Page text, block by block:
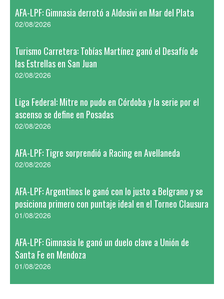
AFA-LPF: Gimnasia derrotó a Aldosivi en Mar del Plata
02/08/2026
Turismo Carretera: Tobías Martínez ganó el Desafío de
las Estrellas en San Juan
02/08/2026
Liga Federal: Mitre no pudo en Córdoba y la serie por el
ascenso se define en Posadas
02/08/2026
AFA-LPF: Tigre sorprendió a Racing en Avellaneda
02/08/2026
AFA-LPF: Argentinos le ganó con lo justo a Belgrano y se
posiciona primero con puntaje ideal en el Torneo Clausura
01/08/2026
AFA-LPF: Gimnasia le ganó un duelo clave a Unión de
Santa Fe en Mendoza
01/08/2026